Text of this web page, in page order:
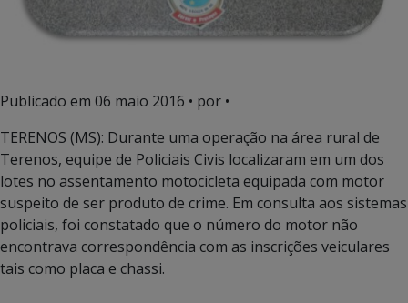
Publicado em 06 maio 2016 • por •
TERENOS (MS): Durante uma operação na área rural de
Terenos, equipe de Policiais Civis localizaram em um dos
lotes no assentamento motocicleta equipada com motor
suspeito de ser produto de crime. Em consulta aos sistemas
policiais, foi constatado que o número do motor não
encontrava correspondência com as inscrições veiculares
tais como placa e chassi.